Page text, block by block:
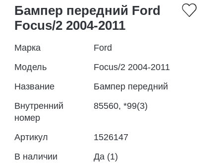
Бампер передний Ford
Focus/2 2004-2011
Марка
Ford
Модель
Focus/2 2004-2011
Название
Бампер передний
Внутренний
номер
85560, *99(3)
Артикул
1526147
В наличии
Да (1)